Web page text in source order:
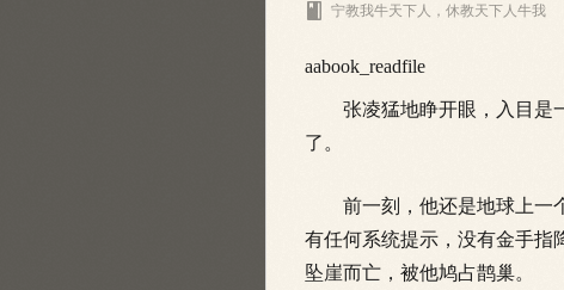
 宁教我牛天下人，休教天下人牛我
aabook_readfile
张凌猛地睁开眼，入目是一
了。
前一刻，他还是地球上一个
有任何系统提示，没有金手指
坠崖而亡，被他鸠占鹊巢。